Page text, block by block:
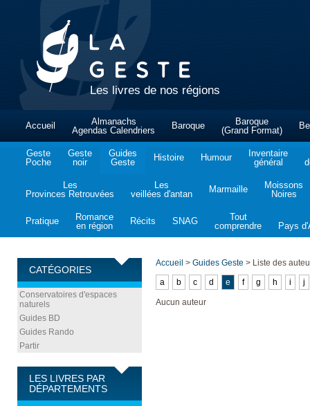
Les livres de nos régions
Accueil
Almanachs
Agendas Calendriers
Baroque
Baroque
(Grand Format)
Geste
Poche
Geste
noir
Guides
Geste
Histoire Humour
Inventaire
général
Les
Provinces Retrouvées
Les
veillées d'antan
Marmaille
Moissons
Noires
Pratique
Romance
en région
Récits SNAG
Tout
comprendre
Pays
CATÉGORIES
Conservatoires d'espaces
naturels
Guides BD
Guides Rando
Partir
LES LIVRES PAR
DÉPARTEMENTS
Accueil > Guides Geste > Liste des
a
b c d e f g h i j
Aucun auteur